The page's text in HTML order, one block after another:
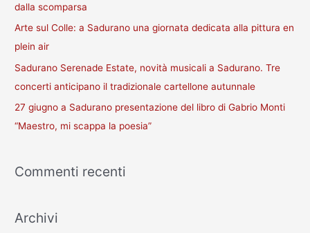
dalla scomparsa
Arte sul Colle: a Sadurano una giornata dedicata alla pittura en
plein air
Sadurano Serenade Estate, novità musicali a Sadurano. Tre
concerti anticipano il tradizionale cartellone autunnale
27 giugno a Sadurano presentazione del libro di Gabrio Monti
“Maestro, mi scappa la poesia”
Commenti recenti
Archivi